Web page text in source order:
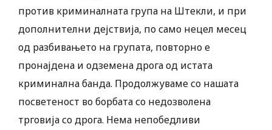
против криминалната група на Штекли, и при
дополнителни дејствија, по само нецел месец
од разбивањето на групата, повторно е
пронајдена и одземена дрога од истата
криминална банда. Продолжуваме со нашата
посветеност во борбата со недозволена
трговија со дрога. Нема непобедливи